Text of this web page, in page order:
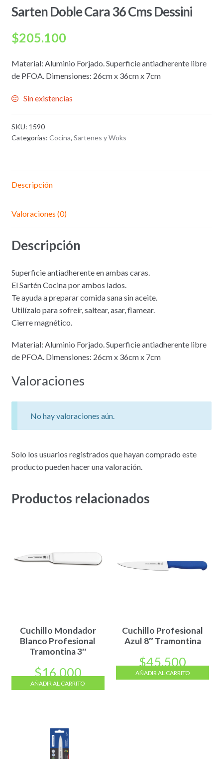
Sarten Doble Cara 36 Cms Dessini
$205.100
Material: Aluminio Forjado. Superficie antiadherente libre
de PFOA. Dimensiones: 26cm x 36cm x 7cm
Sin existencias
SKU: 1590
Categorías: Cocina, Sartenes y Woks
Descripción
Valoraciones (0)
Descripción
Superficie antiadherente en ambas caras.
El Sartén Cocina por ambos lados.
Te ayuda a preparar comida sana sin aceite.
Utilízalo para sofreír, saltear, asar, flamear.
Cierre magnético.
Material: Aluminio Forjado. Superficie antiadherente libre
de PFOA. Dimensiones: 26cm x 36cm x 7cm
Valoraciones
No hay valoraciones aún.
Solo los usuarios registrados que hayan comprado este
producto pueden hacer una valoración.
Productos relacionados
Cuchillo Mondador
Blanco Profesional
Tramontina 3″
$16.000
AÑADIR AL CARRITO
Cuchillo Profesional
Azul 8″ Tramontina
$45.500
AÑADIR AL CARRITO